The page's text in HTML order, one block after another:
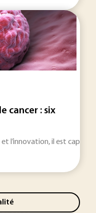
cancer : six
et l’innovation, il est